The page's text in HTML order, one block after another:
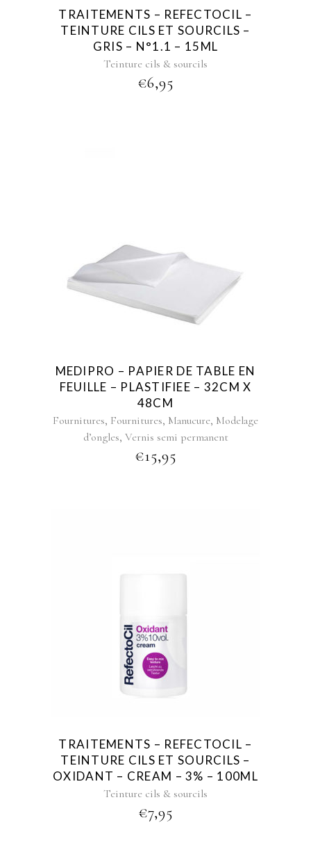
TRAITEMENTS – REFECTOCIL –
TEINTURE CILS ET SOURCILS –
GRIS – N°1.1 – 15ML
Teinture cils & sourcils
€6,95
MEDIPRO – PAPIER DE TABLE EN
FEUILLE – PLASTIFIEE – 32CM X
48CM
Fournitures, Fournitures, Manucure, Modelage
d’ongles, Vernis semi permanent
€15,95
TRAITEMENTS – REFECTOCIL –
TEINTURE CILS ET SOURCILS –
OXIDANT – CREAM – 3% – 100ML
Teinture cils & sourcils
€7,95